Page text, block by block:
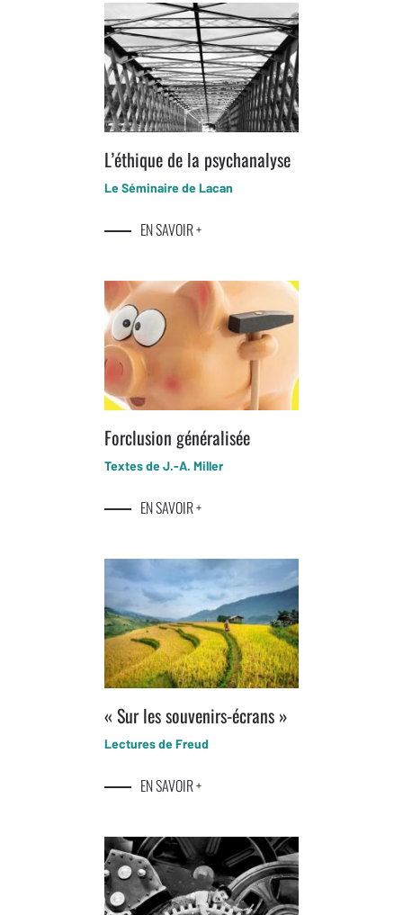
L’éthique de la psychanalyse
Le Séminaire de Lacan
EN SAVOIR +
Forclusion généralisée
Textes de J.-A. Miller
EN SAVOIR +
« Sur les souvenirs-écrans »
Lectures de Freud
EN SAVOIR +